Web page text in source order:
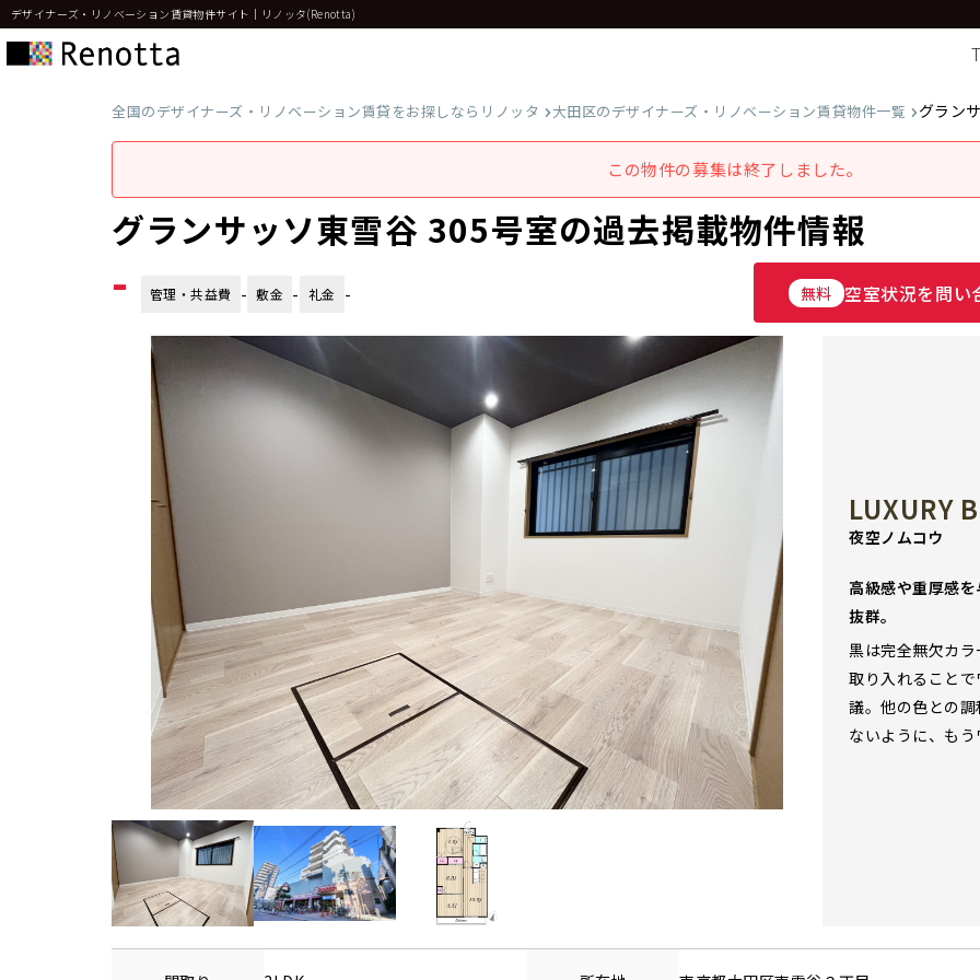
デザイナーズ・リノベーション賃貸物件サイト｜リノッタ(Renotta)
全国のデザイナーズ・リノベーション賃貸をお探しならリノッタ 大田区のデザイナーズ・リノベーション賃貸物件一覧 グラン
この物件の募集は終了しました。
グランサッソ東雪谷 305号室の過去掲載物件情報
- 管理・共益費 - 敷金 - 礼金 - 無料 空室状況を問い
LUXURY
夜空ノムコウ
高級感や重厚感
抜群。
黒は完全無欠カ
取り入れること
議。他の色との
ないように、も